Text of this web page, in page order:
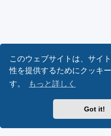
このウェブサイトは、サイ
性を提供するためにクッキ
す。
もっと詳しく
Got it!